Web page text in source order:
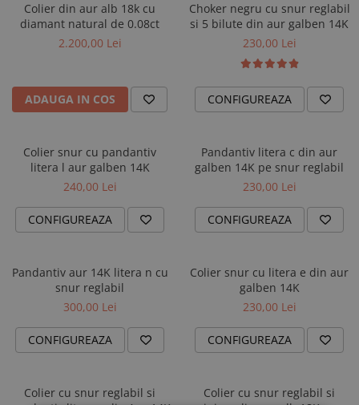
Colier din aur alb 18k cu
diamant natural de 0.08ct
2.200,00 Lei
ADAUGA IN COS
Choker negru cu snur reglabil
si 5 bilute din aur galben 14K
230,00 Lei
CONFIGUREAZA
Colier snur cu pandantiv
litera l aur galben 14K
240,00 Lei
CONFIGUREAZA
Pandantiv litera c din aur
galben 14K pe snur reglabil
230,00 Lei
CONFIGUREAZA
Pandantiv aur 14K litera n cu
snur reglabil
300,00 Lei
CONFIGUREAZA
Colier snur cu litera e din aur
galben 14K
230,00 Lei
CONFIGUREAZA
Colier cu snur reglabil si
Colier cu snur reglabil si